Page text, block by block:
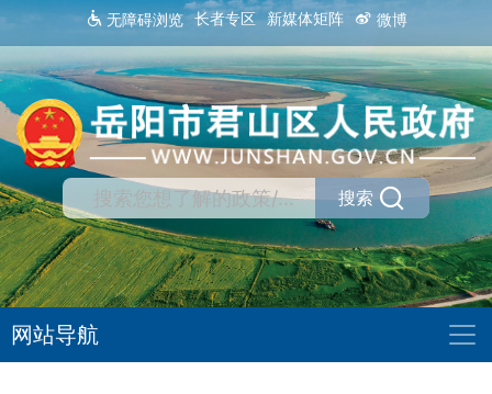
无障碍浏览 长者专区 新媒体矩阵 微博
搜索
网站导航